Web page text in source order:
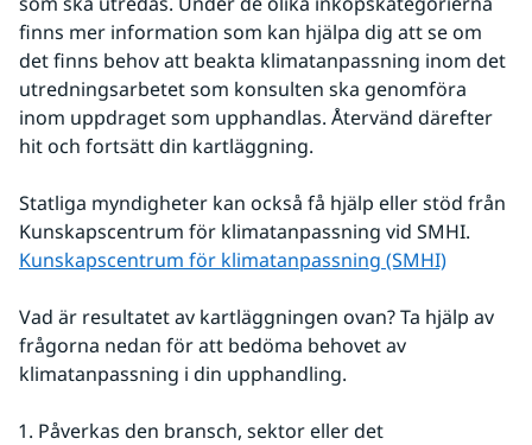
finns mer information som kan hjälpa dig att se om
det finns behov att beakta klimatanpassning inom det
utredningsarbetet som konsulten ska genomföra
inom uppdraget som upphandlas. Återvänd därefter
hit och fortsätt din kartläggning.
Statliga myndigheter kan också få hjälp eller stöd från
Kunskapscentrum för klimatanpassning vid SMHI.
Kunskapscentrum för klimatanpassning (SMHI)
Vad är resultatet av kartläggningen ovan? Ta hjälp av
frågorna nedan för att bedöma behovet av
klimatanpassning i din upphandling.
Påverkas den bransch, sektor eller det